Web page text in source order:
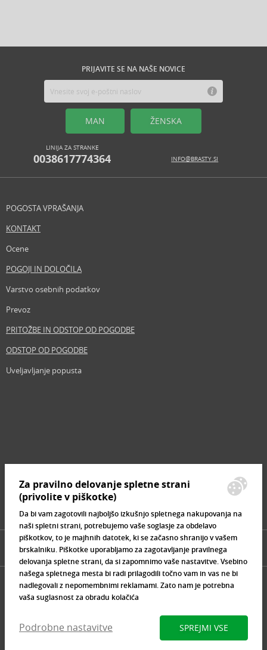
PRIJAVITE SE NA NAŠE NOVICE
MAN ŽENSKA
LINIJA ZA STRANKE
0038617774364 INFO@BRASTY.SI
POGOSTA VPRAŠANJA
KONTAKT
Ocene
POGOJI IN DOLOČILA
Varstvo osebnih podatkov
Prevoz
PRITOŽBE IN ODSTOP OD POGODBE
ODSTOP OD POGODBE
Uveljavljanje popusta
Znamke, ki se prodajajo
Za pravilno delovanje spletne strani
(privolite v piškotke)
Da bi vam zagotovili najboljšo izkušnjo spletnega nakupovanja na
naši spletni strani, potrebujemo vaše soglasje za obdelavo
piškotkov, to je majhnih datotek, ki se začasno shranijo v vašem
brskalniku. Piškotke uporabljamo za zagotavljanje pravilnega
delovanja spletne strani, da si zapomnimo vaše nastavitve. Vsebino
našega spletnega mesta bi radi prilagodili točno vam in vas ne bi
nadlegovali z nepomembnimi reklamami. Zato nam je potrebna
vaša suglasnost za obradu kolačića
Podrobne nastavitve SPREJMI VSE